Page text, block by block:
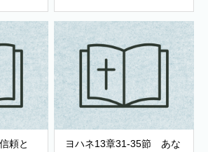
頼と
ヨハネ13章31-35節 あな